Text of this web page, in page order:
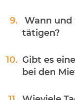
9.
Wann und
tätigen?
10. Gibt es
bei den